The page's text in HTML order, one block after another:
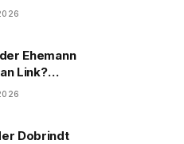
Familie
Ehemann
Link?
Link, Beruf
Dobrindt